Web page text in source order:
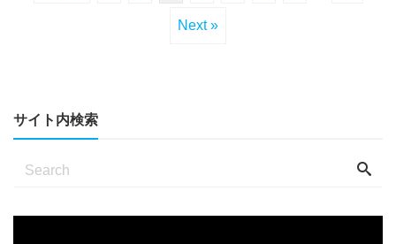
Next »
サイト内検索